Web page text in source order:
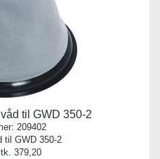
til GWD 350-2
209402
til GWD 350-2
379,20